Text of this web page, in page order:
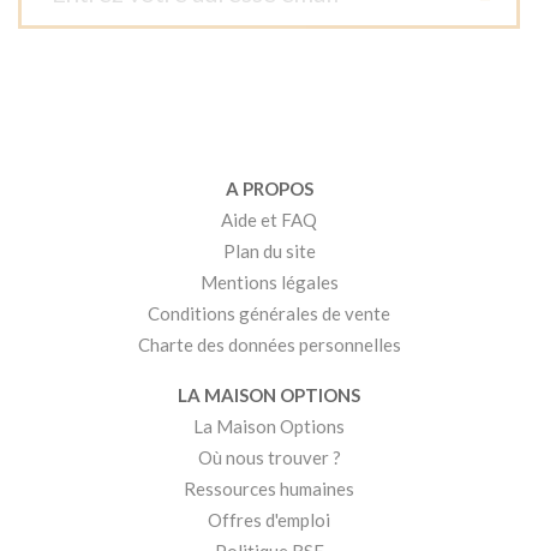
A PROPOS
Aide et FAQ
Plan du site
Mentions légales
Conditions générales de vente
Charte des données personnelles
LA MAISON OPTIONS
La Maison Options
Où nous trouver ?
Ressources humaines
Offres d'emploi